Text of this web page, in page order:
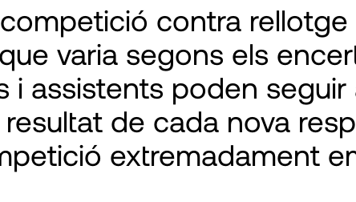
competició contra
varia segons els
i assistents poden
de cada nova
extremadament